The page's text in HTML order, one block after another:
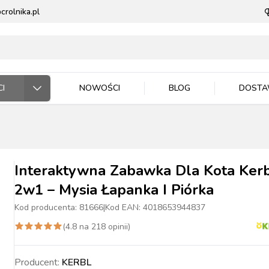
WIADRA,
PIES KOT PTAKI
MASZYNKI DO
NAWOZY ZIEMIA I PODŁOŻA
BYDŁO TRZODA DRÓB
BYDŁO TRZODA DRÓB
NOWOŚCI BLOG
Interaktywna Zabawka Dla Kota
2w1 – Mysia Łapanka I Piórka
Kod producenta: 81666|Kod EAN: 4018653944837
(4.8 na 218 opinii)
Producent: KERBL